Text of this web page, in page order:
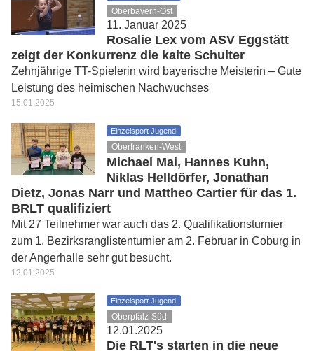
Oberbayern-Ost
11. Januar 2025
Rosalie Lex vom ASV Eggstätt
zeigt der Konkurrenz die kalte Schulter
Zehnjährige TT-Spielerin wird bayerische Meisterin – Gute
Leistung des heimischen Nachwuchses
15.01.2025
Einzelsport Jugend
Oberfranken-West
Michael Mai, Hannes Kuhn,
Niklas Helldörfer, Jonathan
Dietz, Jonas Narr und Mattheo Cartier für das 1.
BRLT qualifiziert
Mit 27 Teilnehmer war auch das 2. Qualifikationsturnier
zum 1. Bezirksranglistenturnier am 2. Februar in Coburg in
der Angerhalle sehr gut besucht.
12.01.2025
Einzelsport Jugend
Oberpfalz-Süd
12.01.2025
Die RLT's starten in die neue